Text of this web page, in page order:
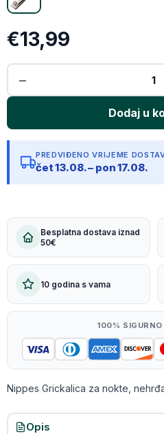
€13,99
PREDVIĐENO VRIJEME
čet 13.08. – pon 17.08.
Besplatna dostava iznad
50€
10 godina s vama
100%
Nippes Grickalica za nokte,
Opis